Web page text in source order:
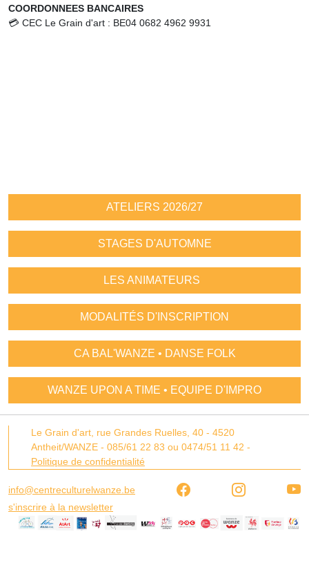
COORDONNEES BANCAIRES
💳 CEC Le Grain d'art : BE04 0682 4962 9931
ATELIERS 2026/27
STAGES D'AUTOMNE
LES ANIMATEURS
MODALITÉS D'INSCRIPTION
CA BAL'WANZE • DANSE FOLK
WANZE UPON A TIME • EQUIPE D'IMPRO
Le Grain d'art, rue Grandes Ruelles, 40 - 4520
Antheit/WANZE - 085/61 22 83 ou 0474/51 11 42 -
Politique de confidentialité
info@centreculturelwanze.be
s'inscrire à la newsletter